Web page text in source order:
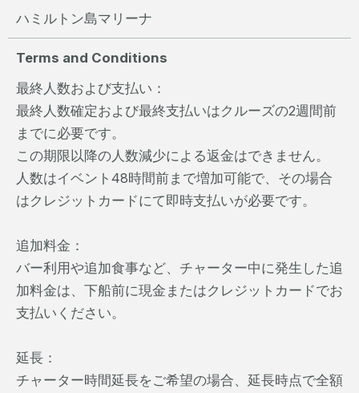
ハミルトン島マリーナ
Terms and Conditions
最終人数および支払い：
最終人数確定および最終支払いはクルーズの2週間前
までに必要です。
この期限以降の人数減少による返金はできません。
人数はイベント48時間前まで増加可能で、その場合
はクレジットカードにて即時支払いが必要です。
追加料金：
バー利用や追加食事など、チャーター中に発生した追
加料金は、下船前に現金またはクレジットカードでお
支払いください。
延長：
チャーター時間延長をご希望の場合、延長時点で全額